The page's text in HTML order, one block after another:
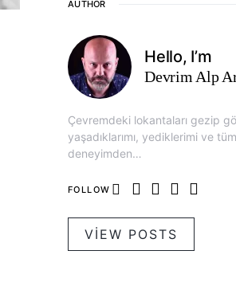
AUTHOR
Hello, I’m
Devrim Alp
Çevremdeki lokantaları gezip
yaşadıklarımı, yediklerimi ve
deneyimden…
FOLLOW
VIEW POSTS